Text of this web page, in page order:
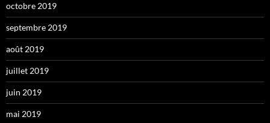
octobre 2019
septembre 2019
août 2019
juillet 2019
juin 2019
mai 2019